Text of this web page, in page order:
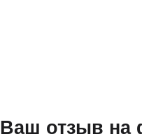
Ваш отзыв на